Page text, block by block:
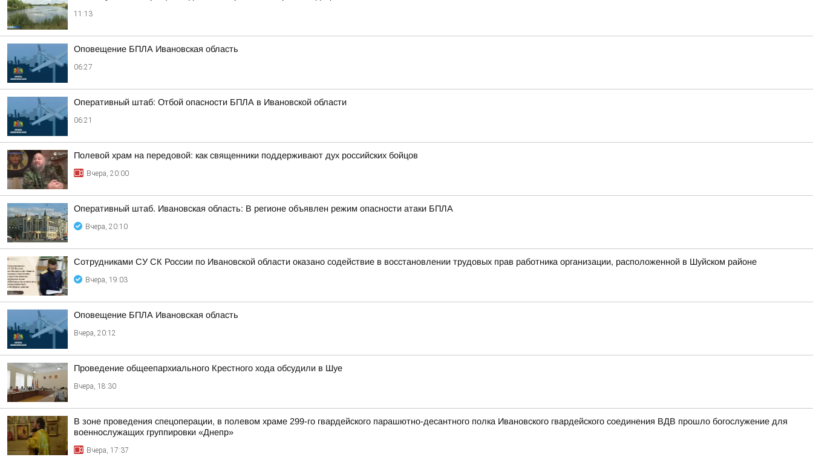
11:13
Оповещение БПЛА Ивановская область
06:27
Оперативный штаб: Отбой опасности БПЛА в Ивановской области
06:21
Полевой храм на передовой: как священники поддерживают дух российских бойцов
Вчера, 20:00
Оперативный штаб. Ивановская область: В регионе объявлен режим опасности атаки БПЛА
Вчера, 20:10
Сотрудниками СУ СК России по Ивановской области оказано содействие в восстановлении трудовых прав работника организации, расположенной в Шуйском районе
Вчера, 19:03
Оповещение БПЛА Ивановская область
Вчера, 20:12
Проведение общеепархиального Крестного хода обсудили в Шуе
Вчера, 18:30
В зоне проведения спецоперации, в полевом храме 299-го гвардейского парашютно-десантного полка Ивановского гвардейского соединения ВДВ прошло богослужение для
военнослужащих группировки «Днепр»
Вчера, 17:37